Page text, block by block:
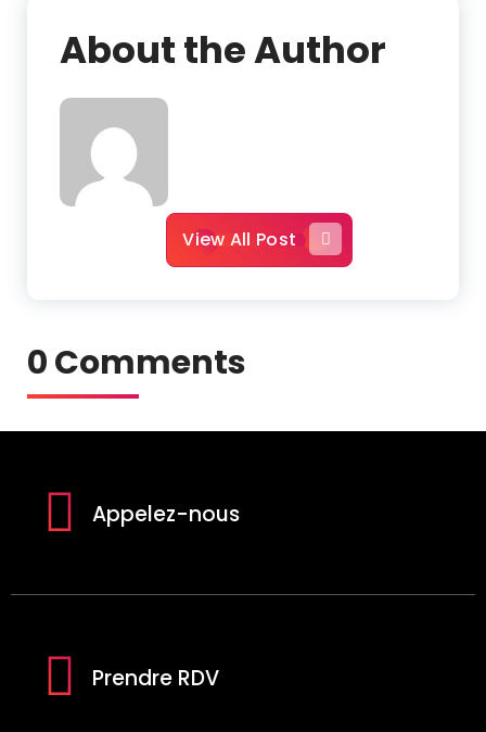
About the Author
View All Post
0 Comments
Appelez-nous
Prendre RDV